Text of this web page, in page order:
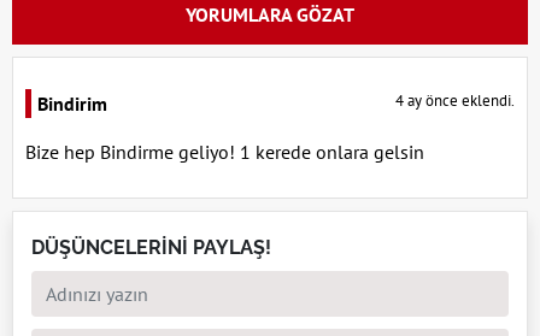
YORUMLARA GÖZAT
Bindirim 4 ay önce eklendi.
Bize hep Bindirme geliyo! 1 kerede onlara gelsin
DÜŞÜNCELERİNİ PAYLAŞ!